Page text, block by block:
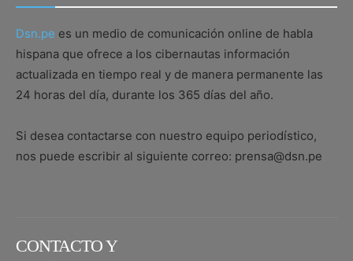
Dsn.pe es un medio de comunicación online de habla
hispana que ofrece a los cibernautas información
actualizada en tiempo real y de manera permanente las
24 horas del día, durante los 365 días del año.
Si desea contactarse con nuestro equipo periodístico,
nos puede escribir al siguiente correo: prensa@dsn.pe
CONTACTO Y